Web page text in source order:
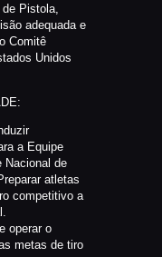
Pistola,
adequada e
Comitê
Unidos
a Equipe
Nacional de
atletas
competitivo a
operar o
metas de tiro